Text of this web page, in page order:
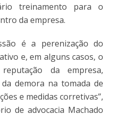
treinamento para o
da empresa.
é a perenização do
e, em alguns casos, o
da empresa,
demora na tomada de
e medidas corretivas”,
de advocacia Machado